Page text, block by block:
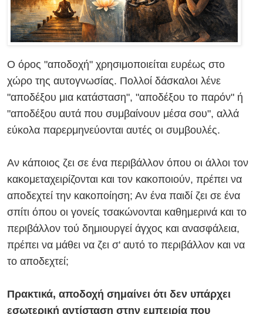
Ο όρος "αποδοχή" χρησιμοποιείται ευρέως στο
χώρο της αυτογνωσίας. Πολλοί δάσκαλοι λένε
"αποδέξου μια κατάσταση", "αποδέξου το παρόν" ή
"αποδέξου αυτά που συμβαίνουν μέσα σου", αλλά
εύκολα παρερμηνεύονται αυτές οι συμβουλές.
Αν κάποιος ζει σε ένα περιβάλλον όπου οι άλλοι τον
κακομεταχειρίζονται και τον κακοποιούν, πρέπει να
αποδεχτεί την κακοποίηση; Αν ένα παιδί ζει σε ένα
σπίτι όπου οι γονείς τσακώνονται καθημερινά και το
περιβάλλον τού δημιουργεί άγχος και ανασφάλεια,
πρέπει να μάθει να ζει σ' αυτό το περιβάλλον και να
το αποδεχτεί;
Πρακτικά, αποδοχή σημαίνει ότι δεν υπάρχει
εσωτερική αντίσταση στην εμπειρία που